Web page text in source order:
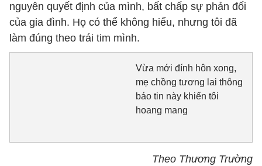
nguyên quyết định của mình, bất chấp sự phản đối
của gia đình. Họ có thể không hiểu, nhưng tôi đã
làm đúng theo trái tim mình.
Vừa mới đính hôn xong,
mẹ chồng tương lai thông
báo tin này khiến tôi
hoang mang
Theo Thương Trường